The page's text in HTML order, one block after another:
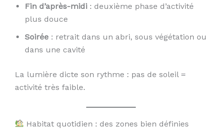
Fin d’après-midi : deuxième phase d’activité
plus douce
Soirée : retrait dans un abri, sous végétation ou
dans une cavité
La lumière dicte son rythme : pas de soleil =
activité très faible.
Habitat quotidien : des zones bien définies